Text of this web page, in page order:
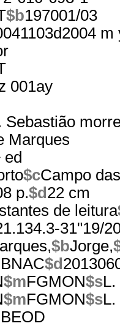
$b197001/03
001ay
Sebastião
Marques
ed
$cCampo
p.$d 22 cm
de leitura
31"19/
$bJorge,
$d
$mFGMON$sL.
$mFGMON$sL.